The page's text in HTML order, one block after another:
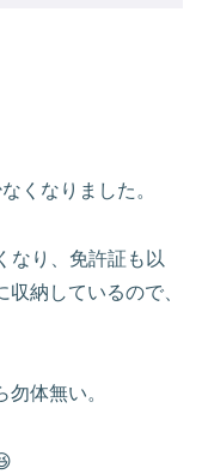
くなりました。
なり、免許証も以
納しているので、
体無い。